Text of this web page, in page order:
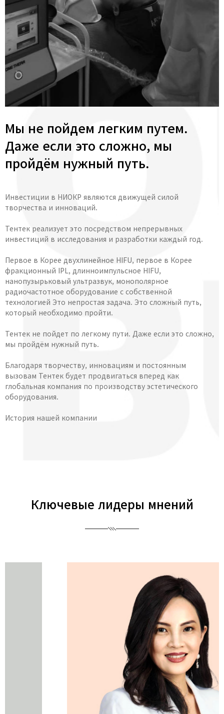
Мы не пойдем легким путем.
Даже если это сложно, мы
пройдём нужный путь.
Инвестиции в НИОКР являются движущей силой
творчества и инноваций.
Тентек реализует это посредством непрерывных
инвестиций в исследования и разработки каждый год.
Первое в Корее двухлинейное HIFU, первое в Корее
фракционный IPL, длинноимпульсное HIFU,
нанопузырьковый ультразвук, монополярное
радиочастотное оборудование с собственной
технологией Это непростая задача. Это сложный путь,
который необходимо пройти.
Тентек не пойдет по легкому пути. Даже если это сложно,
мы пройдём нужный путь.
Благодаря творчеству, инновациям и постоянным
вызовам Тентек будет продвигаться вперед как
глобальная компания по производству эстетического
оборудования.
История нашей компании
Ключевые лидеры мнений